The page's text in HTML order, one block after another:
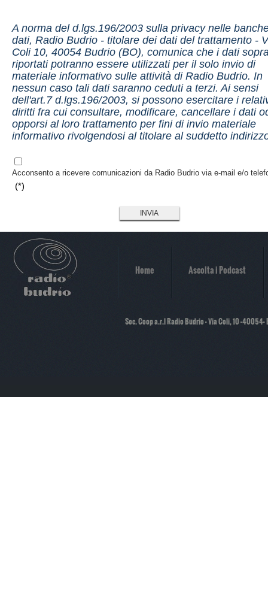
A norma del d.lgs.196/2003 sulla privacy nelle
dati, Radio Budrio - titolare dei dati del trattamento -
Coli 10, 40054 Budrio (BO), comunica che i dati
riportati potranno essere utilizzati per il solo invio di
materiale informativo sulle attività di Radio Budrio. In
nessun caso tali dati saranno ceduti a terzi. Ai sensi
dell'art.7 d.lgs.196/2003, si possono esercitare i
diritti fra cui consultare, modificare, cancellare i dati
opporsi al loro trattamento per fini di invio materiale
informativo rivolgendosi al titolare al suddetto
Acconsento a ricevere comunicazioni da Radio Budrio via e-mail e/o
(*)
Home Ascolta i Podcast
Soc. Coop a.r.l Radio Budrio - Via Coli, 10 -40054-